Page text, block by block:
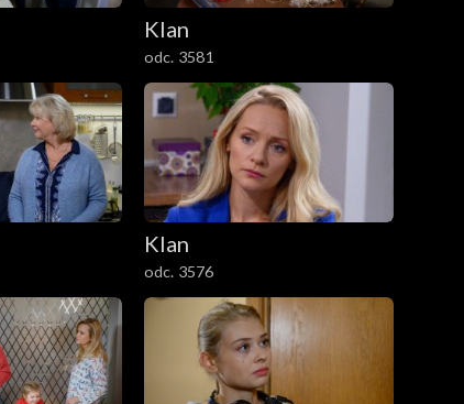
Klan
odc. 3581
Klan
odc. 3576